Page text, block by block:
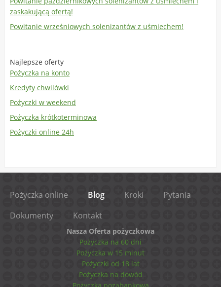
zaskakującą ofertą!
Powitanie wrześniowych solenizantów z uśmiechem!
Najlepsze oferty
Pożyczka na konto
Kredyty chwilówki
Pożyczki w weekend
Pożyczka krótkoterminowa
Pożyczki online 24h
Pożyczka online Blog Kroki
Pytania
Dokumenty
Kontakt
Nasza Oferta pożyczkowa
Pożyczka na 60 dni
Pożyczka w 15 minut
Pożyczki od 18 lat
Pożyczka na dowód